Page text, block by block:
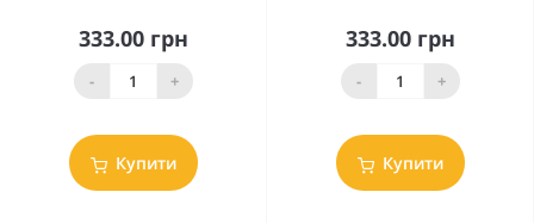
333.00 грн
- +
Купити
333.00 грн
- +
Купити